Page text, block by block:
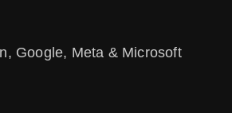
Google, Meta & Microsoft